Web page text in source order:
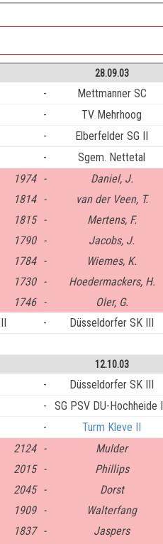
28.09.03
- Mettmanner SC
- TV Mehrhoog
- Elberfelder SG II
- Sgem. Nettetal
1974 - Daniel, J.
1814 - van der Veen, T.
1815 - Mertens, F.
1790 - Jacobs, J.
1784 - Wiemes, K.
1730 - Hoedermackers, H.
1746 - Oler, G.
- Düsseldorfer SK III
12.10.03
- Düsseldorfer SK III
- SG PSV DU-Hochheide III
- Turm Kleve II
2124 - Mulder
2015 - Phillips
2045 - Dorst
1909 - Walterfang
1837 - Jaspers